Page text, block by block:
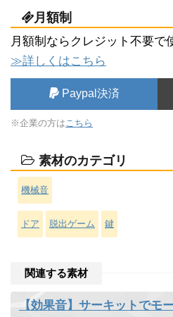
月額制
月額制ならクレジット不要で
≫詳しくはこちら
Paypal決済
※企業の方は こちら
素材のカテゴリ
機械音
ドア 脱出ゲーム 鍵
関連する素材
【効果音】サーキットでモ